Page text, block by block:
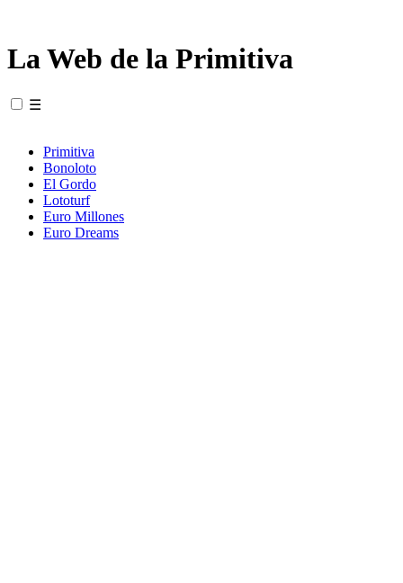
La Web de la Primitiva
☰
Primitiva
Bonoloto
El Gordo
Lototurf
Euro Millones
Euro Dreams